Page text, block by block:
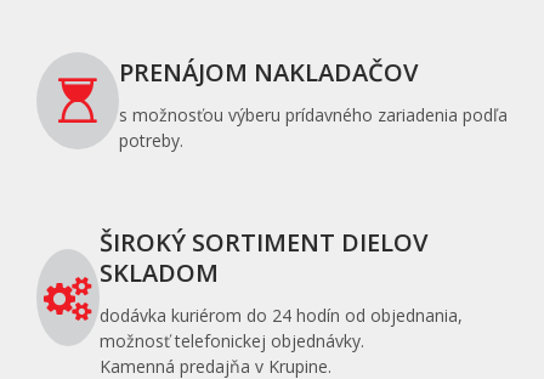
PRENÁJOM NAKLADAČOV
s možnosťou výberu prídavného zariadenia podľa
potreby.
ŠIROKÝ SORTIMENT DIELOV
SKLADOM
dodávka kuriérom do 24 hodín od objednania,
možnosť telefonickej objednávky.
Kamenná predajňa v Krupine.